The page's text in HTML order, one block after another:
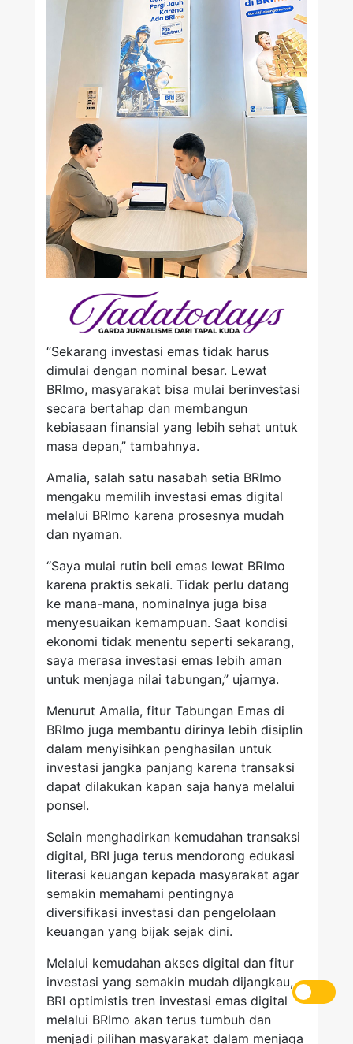
“Sekarang investasi emas tidak harus
dimulai dengan nominal besar. Lewat
BRImo, masyarakat bisa mulai berinvestasi
secara bertahap dan membangun
kebiasaan finansial yang lebih sehat untuk
masa depan,” tambahnya.
Amalia, salah satu nasabah setia BRImo
mengaku memilih investasi emas digital
melalui BRImo karena prosesnya mudah
dan nyaman.
“Saya mulai rutin beli emas lewat BRImo
karena praktis sekali. Tidak perlu datang
ke mana-mana, nominalnya juga bisa
menyesuaikan kemampuan. Saat kondisi
ekonomi tidak menentu seperti sekarang,
saya merasa investasi emas lebih aman
untuk menjaga nilai tabungan,” ujarnya.
Menurut Amalia, fitur Tabungan Emas di
BRImo juga membantu dirinya lebih disiplin
dalam menyisihkan penghasilan untuk
investasi jangka panjang karena transaksi
dapat dilakukan kapan saja hanya melalui
ponsel.
Selain menghadirkan kemudahan transaksi
digital, BRI juga terus mendorong edukasi
literasi keuangan kepada masyarakat agar
semakin memahami pentingnya
diversifikasi investasi dan pengelolaan
keuangan yang bijak sejak dini.
Melalui kemudahan akses digital dan fitur
investasi yang semakin mudah dijangkau,
BRI optimistis tren investasi emas digital
melalui BRImo akan terus tumbuh dan
menjadi pilihan masyarakat dalam menjaga